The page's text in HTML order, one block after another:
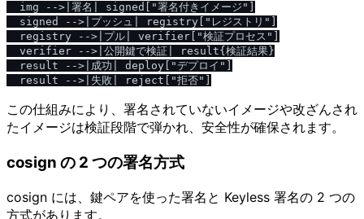
  img -->|署名| signed["署名付きイメージ"]
  signed -->|プッシュ| registry["レジストリ"]
  registry -->|プル| verifier["検証プロセス"]
  verifier -->|公開鍵で検証| result{検証結果}
  result -->|成功| deploy["デプロイ"]
この仕組みにより、署名されていないイメージや改ざんされ
たイメージは検証段階で弾かれ、安全性が確保されます。
cosign の 2 つの署名方式
cosign には、鍵ペアを使った署名と Keyless 署名の 2 つの
方式があります。